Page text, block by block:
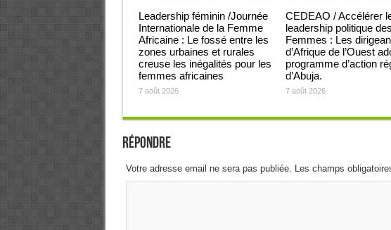
Leadership féminin /Journée
Internationale de la Femme
Africaine : Le fossé entre les
zones urbaines et rurales
creuse les inégalités pour les
femmes africaines
7 août 2026
CEDEAO / Accélérer
leadership politique des
Femmes : Les
d’Afrique de l’Ouest
programme d’action
d’Abuja.
7 août 2026
Répondre
Votre adresse email ne sera pas publiée. Les champs